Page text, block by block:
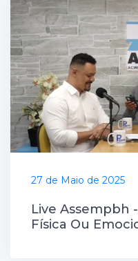
27 de Maio de 2025
Live Assempbh
Física Ou